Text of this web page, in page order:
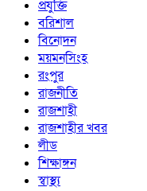
প্রযুক্তি
বরিশাল
বিনোদন
ময়মনসিংহ
রংপুর
রাজনীতি
রাজশাহী
রাজশাহীর খবর
লীড
শিক্ষাঙ্গন
স্বাস্থ্য